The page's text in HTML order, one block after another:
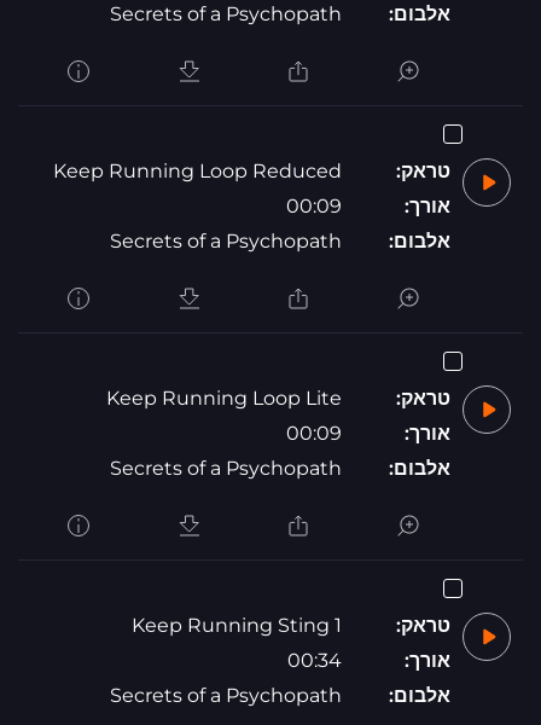
אלבום:
Secrets of a Psychopath
טראק:
Keep Running Loop Reduced
אורך:
00:09
אלבום:
Secrets of a Psychopath
טראק:
Keep Running Loop Lite
אורך:
00:09
אלבום:
Secrets of a Psychopath
טראק:
Keep Running Sting 1
אורך:
00:34
אלבום:
Secrets of a Psychopath